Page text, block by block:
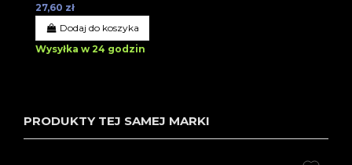
27,60 zł
Dodaj do koszyka
Wysyłka w 24 godzin
PRODUKTY TEJ SAMEJ MARKI